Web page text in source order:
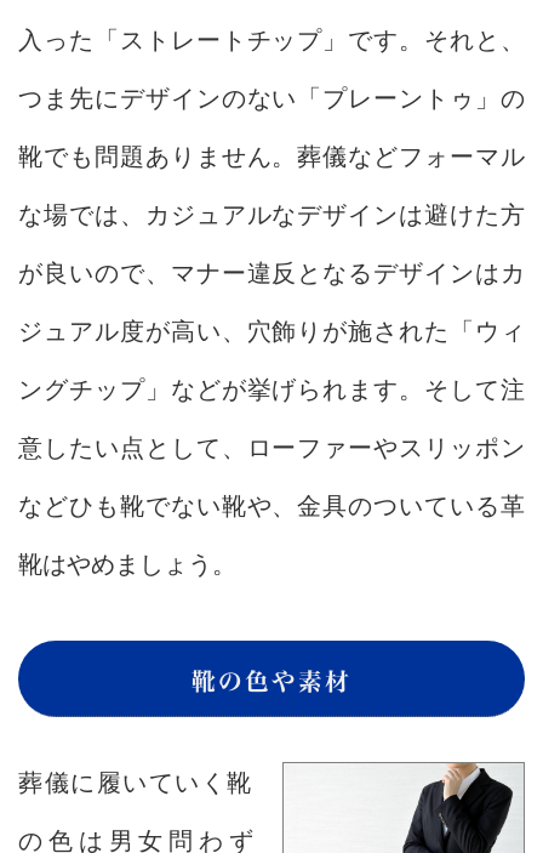
入った「ストレートチップ」です。それと、
つま先にデザインのない「プレーントゥ」の
靴でも問題ありません。葬儀などフォーマル
な場では、カジュアルなデザインは避けた方
が良いので、マナー違反となるデザインはカ
ジュアル度が高い、穴飾りが施された「ウィ
ングチップ」などが挙げられます。そして注
意したい点として、ローファーやスリッポン
などひも靴でない靴や、金具のついている革
靴はやめましょう。
靴の色や素材
葬儀に履いていく靴
の色は男女問わず